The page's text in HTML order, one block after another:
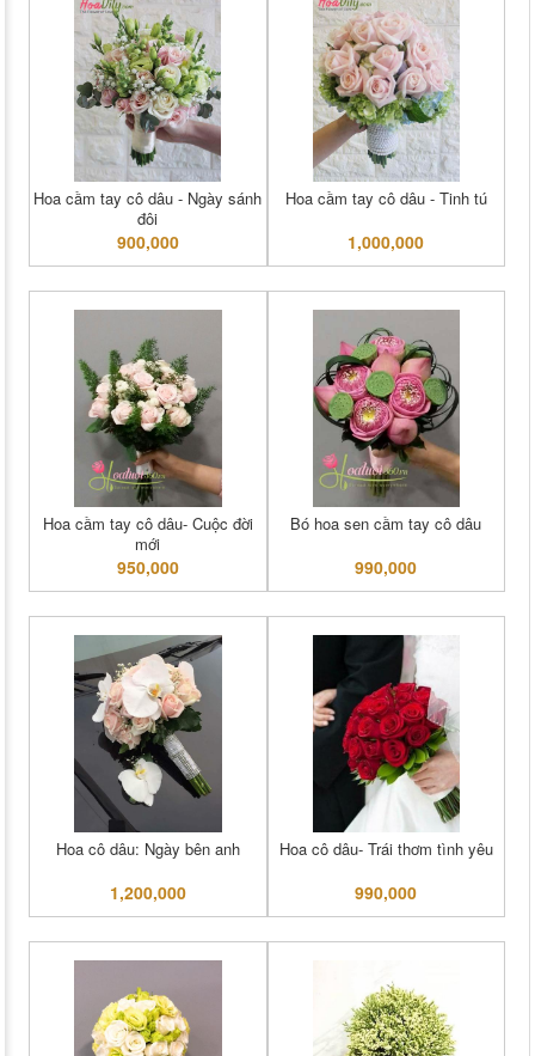
Hoa cầm tay cô dâu - Ngày sánh
đôi
900,000
Hoa cầm tay cô dâu - Tinh tú
1,000,000
Hoa cầm tay cô dâu- Cuộc đời
mới
950,000
Bó hoa sen cầm tay cô dâu
990,000
Hoa cô dâu: Ngày bên anh
1,200,000
Hoa cô dâu- Trái thơm tình yêu
990,000